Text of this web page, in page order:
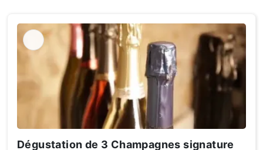
Dégustation de 3 Champagnes signature